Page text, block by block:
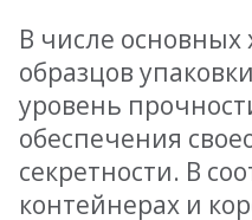
В числе основных
образцов
уровень
обеспечения
секретности. В
контейнерах и